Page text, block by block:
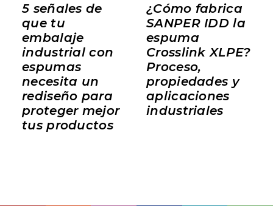
5 señales de
que tu
embalaje
industrial con
espumas
necesita un
rediseño para
proteger mejor
tus productos
¿Cómo fabrica
SANPER IDD la
espuma
Crosslink XLPE?
Proceso,
propiedades y
aplicaciones
industriales